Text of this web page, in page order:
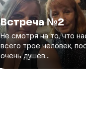
Встреча №2
Не смотря на то, что
всего трое человек,
очень душев...